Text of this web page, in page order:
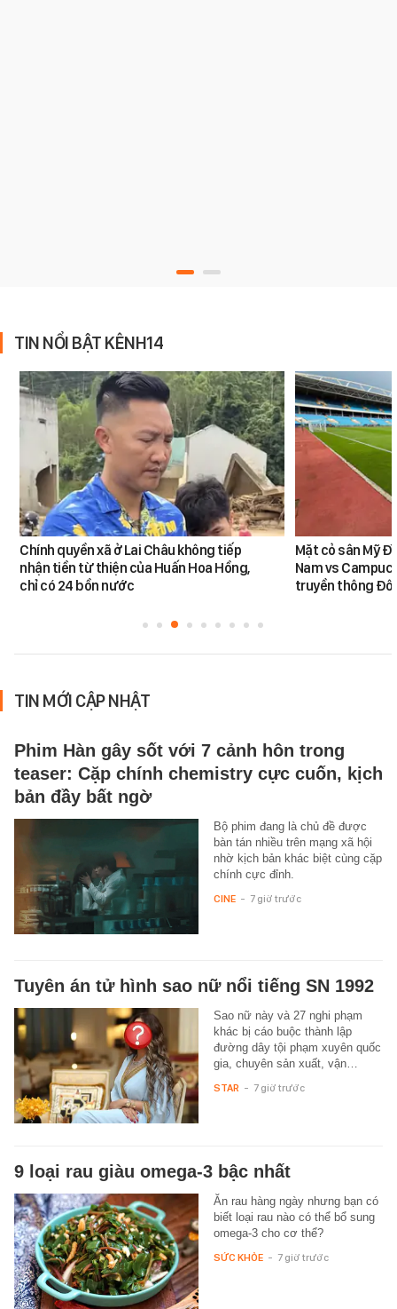
TIN NỔI BẬT KÊNH14
Chính quyền xã ở Lai Châu không tiếp
nhận tiền từ thiện của Huấn Hoa Hồng,
chỉ có 24 bồn nước
Mặt cỏ sân Mỹ
Nam vs
truyền thông
TIN MỚI CẬP NHẬT
Phim Hàn gây sốt với 7 cảnh hôn trong
teaser: Cặp chính chemistry cực cuốn, kịch
bản đầy bất ngờ
Bộ phim đang là chủ đề được
bàn tán nhiều trên mạng xã hội
nhờ kịch bản khác biệt cùng cặp
chính cực đỉnh.
CINE - 7 giờ trước
Tuyên án tử hình sao nữ nổi tiếng SN 1992
Sao nữ này và 27 nghi phạm
khác bị cáo buộc thành lập
đường dây tội phạm xuyên quốc
gia, chuyên sản xuất, vận…
STAR - 7 giờ trước
9 loại rau giàu omega-3 bậc nhất
Ăn rau hàng ngày nhưng bạn có
biết loại rau nào có thể bổ sung
omega-3 cho cơ thể?
SỨC KHỎE - 7 giờ trước